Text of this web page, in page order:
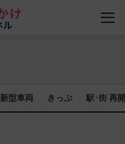
新型車両 きっぷ 駅･街 再